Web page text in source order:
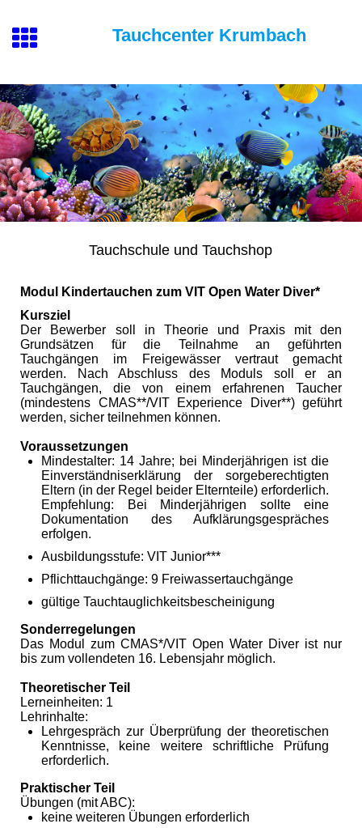
Tauchcenter Krumbach
Tauchschule und Tauchshop
Modul Kindertauchen zum VIT Open Water Diver*
Kursziel
Der Bewerber soll in Theorie und Praxis mit den
Grundsätzen für die Teilnahme an geführten
Tauchgängen im Freigewässer vertraut gemacht
werden. Nach Abschluss des Moduls soll er an
Tauchgängen, die von einem erfahrenen Taucher
(mindestens CMAS**/VIT Experience Diver**) geführt
werden, sicher teilnehmen können.
Voraussetzungen
Mindestalter: 14 Jahre; bei Minderjährigen ist die
Einverständniserklärung der sorgeberechtigten
Eltern (in der Regel beider Elternteile) erforderlich.
Empfehlung: Bei Minderjährigen sollte eine
Dokumentation des Aufklärungsgespräches
erfolgen.
Ausbildungsstufe: VIT Junior***
Pflichttauchgänge: 9 Freiwassertauchgänge
gültige Tauchtauglichkeitsbescheinigung
Sonderregelungen
Das Modul zum CMAS*/VIT Open Water Diver ist nur
bis zum vollendeten 16. Lebensjahr möglich.
Theoretischer Teil
Lerneinheiten: 1
Lehrinhalte:
Lehrgespräch zur Überprüfung der theoretischen
Kenntnisse, keine weitere schriftliche Prüfung
erforderlich.
Praktischer Teil
Übungen (mit ABC):
keine weiteren Übungen erforderlich